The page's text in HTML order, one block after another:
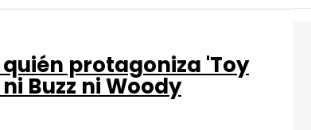
protagoniza 'Toy
Buzz ni Woody